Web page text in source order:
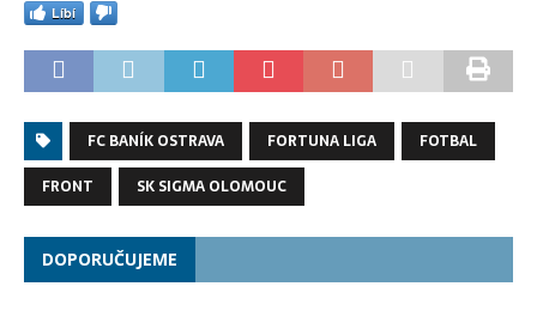
Líbí
FC BANÍK OSTRAVA FORTUNA LIGA
FOTBAL
FRONT
SK SIGMA OLOMOUC
DOPORUČUJEME